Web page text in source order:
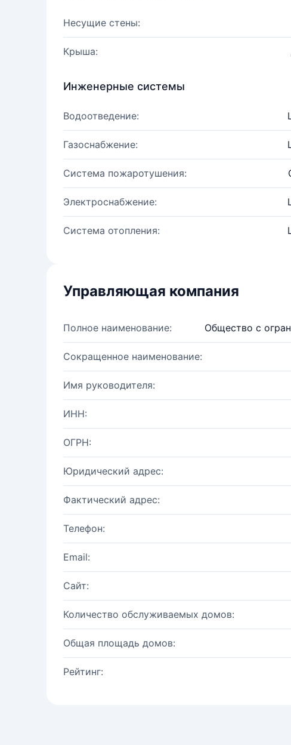
Несущие стены:
Крыша:
Инженерные системы
Водоотведение:
Газоснабжение:
Система пожаротушения:
Электроснабжение:
Система отопления:
Управляющая компания
Полное наименование: Общество с
Сокращенное наименование:
Имя руководителя:
ИНН:
ОГРН:
Юридический адрес:
Фактический адрес:
Телефон:
Email:
Сайт:
Количество обслуживаемых домов:
Общая площадь домов:
Рейтинг: